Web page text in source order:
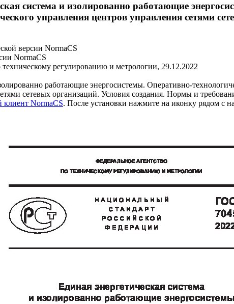
система и изолированно работающие
управления центров управления сетями
версии NormaCS
NormaCS
техническому регулированию и метрологии, 29.12.2022
работающие энергосистемы. Оперативно-
сетевых организаций. Условия создания. Нормы и
клиент NormaCS. После установки нажмите на иконку рядом с